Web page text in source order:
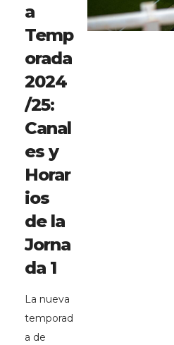
a
Temp
orada
2024
/25:
Canal
es y
Horar
ios
de la
Jorna
da 1
La nueva
temporad
a de